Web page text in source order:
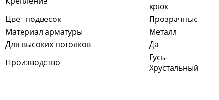
крюк
Цвет подвесок
Прозрачные
Материал арматуры
Металл
Для высоких потолков
Да
Производство
Гусь-
Хрустальный